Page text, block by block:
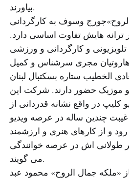
بیاورند.
وسوف به کارگردانی
ترانه هایش تفاوت اساسی دارد.
و کارگردانی و ورزشی
مجری سرشناس و کمیل
الخطیب ستاره بسکتبال لبنان
موزیک حضور دارند. شرکت این
کلیپ در واقع نشانه قدردانی از
چندین ساله در عرصه ویدیو
و از کارهای هنری و ارزشمند
اش در عرصه خوانندگی
می گویند.
«ملکه جمال الروح» محمود عبد